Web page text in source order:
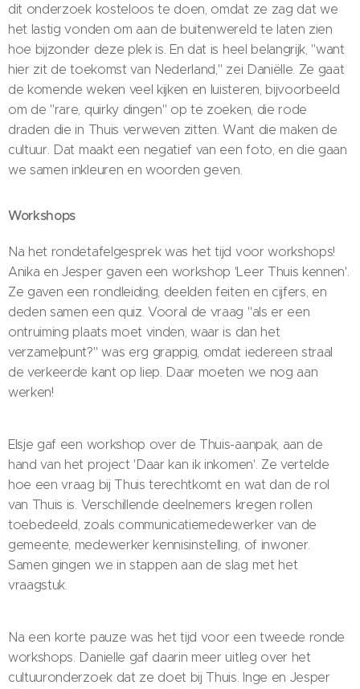
dit onderzoek kosteloos te doen, omdat ze zag dat we
het lastig vonden om aan de buitenwereld te laten zien
hoe bijzonder deze plek is. En dat is heel belangrijk, "want
hier zit de toekomst van Nederland," zei Daniëlle. Ze gaat
de komende weken veel kijken en luisteren, bijvoorbeeld
om de "rare, quirky dingen" op te zoeken, die rode
draden die in Thuis verweven zitten. Want die maken de
cultuur. Dat maakt een negatief van een foto, en die gaan
we samen inkleuren en woorden geven.
Workshops
Na het rondetafelgesprek was het tijd voor workshops!
Anika en Jesper gaven een workshop 'Leer Thuis kennen'.
Ze gaven een rondleiding, deelden feiten en cijfers, en
deden samen een quiz. Vooral de vraag "als er een
ontruiming plaats moet vinden, waar is dan het
verzamelpunt?" was erg grappig, omdat iedereen straal
de verkeerde kant op liep. Daar moeten we nog aan
werken!
Elsje gaf een workshop over de Thuis-aanpak, aan de
hand van het project 'Daar kan ik inkomen'. Ze vertelde
hoe een vraag bij Thuis terechtkomt en wat dan de rol
van Thuis is. Verschillende deelnemers kregen rollen
toebedeeld, zoals communicatiemedewerker van de
gemeente, medewerker kennisinstelling, of inwoner.
Samen gingen we in stappen aan de slag met het
vraagstuk.
Na een korte pauze was het tijd voor een tweede ronde
workshops. Danielle gaf daarin meer uitleg over het
cultuuronderzoek dat ze doet bij Thuis. Inge en Jesper